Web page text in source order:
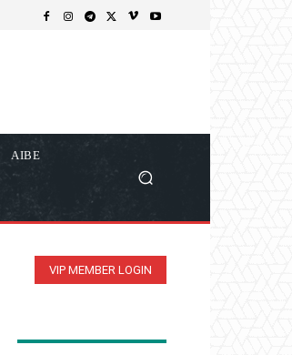
AIBE
VIP MEMBER LOGIN